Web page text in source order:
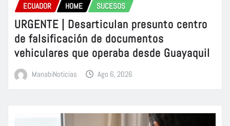
ECUADOR HOME SUCESOS
URGENTE | Desarticulan presunto centro
de falsificación de documentos
vehiculares que operaba desde Guayaquil
ManabiNoticias Ago 6, 2026